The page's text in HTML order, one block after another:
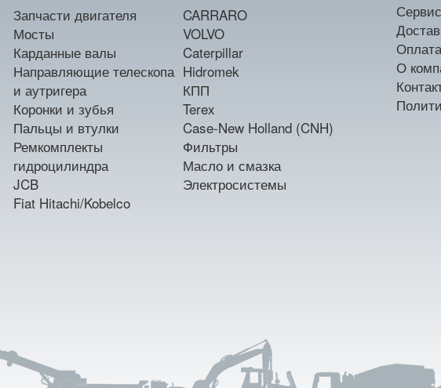
Запчасти двигателя
Мосты
Карданные валы
Направляющие телескопа
и аутригера
Коронки и зубья
Пальцы и втулки
Ремкомплекты
гидроцилиндра
JCB
Fiat Hitachi/Kobelco
CARRARO
VOLVO
Caterpillar
Hidromek
КПП
Terex
Case-New Holland (CNH)
Фильтры
Масло и смазка
Электросистемы
Сервис
Оплата
О